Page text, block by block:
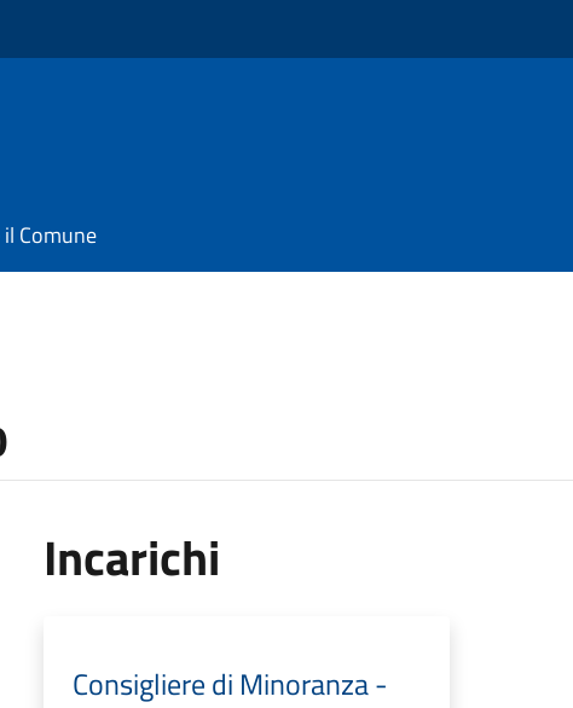
Comune
Incarichi
Consigliere di Minoranza -